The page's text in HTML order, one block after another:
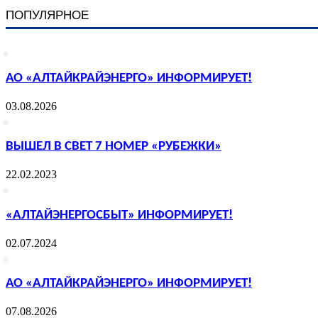
ПОПУЛЯРНОЕ
АО «АЛТАЙКРАЙЭНЕРГО» ИНФОРМИРУЕТ!
03.08.2026
ВЫШЕЛ В СВЕТ 7 НОМЕР «РУБЕЖКИ»
22.02.2023
«АЛТАЙЭНЕРГОСБЫТ» ИНФОРМИРУЕТ!
02.07.2024
АО «АЛТАЙКРАЙЭНЕРГО» ИНФОРМИРУЕТ!
07.08.2026